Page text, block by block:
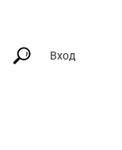
Вход